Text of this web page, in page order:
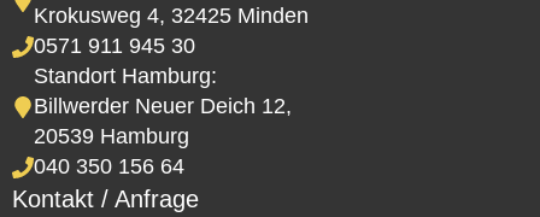
Krokusweg 4, 32425 Minden
0571 911 945 30
Standort Hamburg:
Billwerder Neuer Deich 12,
20539 Hamburg
040 350 156 64
Kontakt / Anfrage